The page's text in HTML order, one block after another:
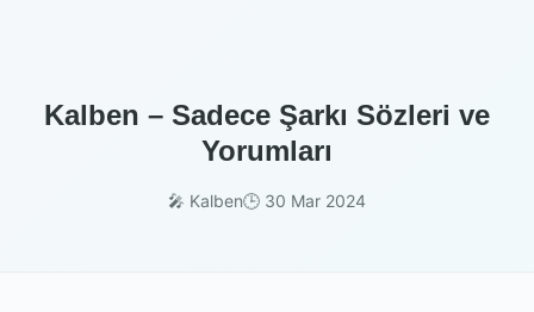
Kalben – Sadece Şarkı Sözleri ve
Yorumları
🎤 Kalben🕒 30 Mar 2024